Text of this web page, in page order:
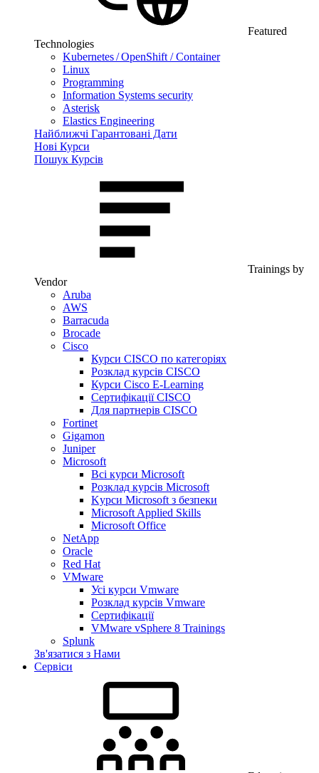
Featured
Technologies
Kubernetes / OpenShift / Container
Linux
Programming
Information Systems security
Asterisk
Elastics Engineering
Найближчі Гарантовані Дати
Нові Курси
Пошук Курсів
Trainings by
Vendor
Aruba
AWS
Barracuda
Brocade
Cisco
Курси CISCO по категоріях
Розклад курсів CISCO
Курси Cisco E-Learning
Сертифікації CISCO
Для партнерів CISCO
Fortinet
Gigamon
Juniper
Microsoft
Всі курси Microsoft
Розклад курсів Microsoft
Kyрси Microsoft з безпеки
Microsoft Applied Skills
Microsoft Office
NetApp
Oracle
Red Hat
VMware
Усі курси Vmware
Розклад курсів Vmware
Сертифікації
VMware vSphere 8 Trainings
Splunk
Зв'язатися з Нами
Сервіси